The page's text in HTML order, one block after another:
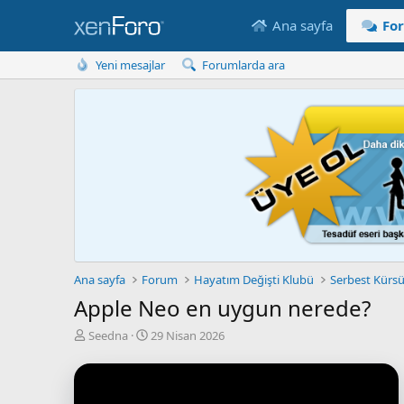
Ana sayfa
Yeni mesajlar Forumlarda ara
Ana sayfa Forum Hayatım Değişti Klubü Serbest Kürsü
Apple Neo en uygun nerede?
K
n
Seedna
B
ş
29 Nisan 2026